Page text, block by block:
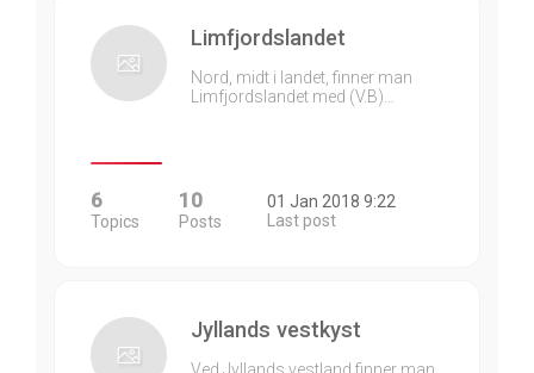
Limfjordslandet
Nord, midt i landet, finner man
Limfjordslandet med (V.B)…
6
Topics
10
Posts
01 Jan 2018 9:22
Last post
Jyllands vestkyst